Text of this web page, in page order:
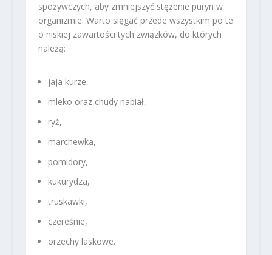
spożywczych, aby zmniejszyć stężenie puryn w
organizmie. Warto sięgać przede wszystkim po te
o niskiej zawartości tych związków, do których
należą:
jaja kurze,
mleko oraz chudy nabiał,
ryż,
marchewka,
pomidory,
kukurydza,
truskawki,
czereśnie,
orzechy laskowe.